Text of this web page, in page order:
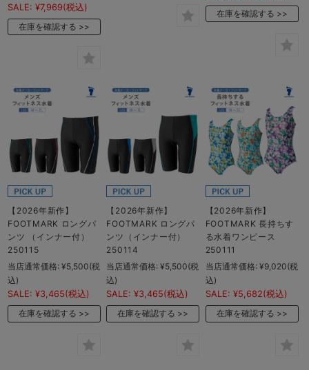
SALE: ¥7,969(税込)
在庫を確認する
在庫を確認する
【2026年新作】
FOOTMARK ロングパ
ンツ （インナー付）
250115
当店通常価格: ¥5,500(税
込)
SALE: ¥3,465(税込)
在庫を確認する
【2026年新作】
FOOTMARK ロングパ
ンツ（インナー付）
250114
当店通常価格: ¥5,500(税
込)
SALE: ¥3,465(税込)
在庫を確認する
【2026年新作】
FOOTMARK 長持ちす
る水着ワンピース
250111
当店通常価格: ¥9,020(税
込)
SALE: ¥5,682(税込)
在庫を確認する